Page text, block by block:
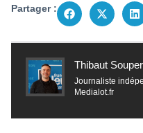
Partager :
Thibaut
Journaliste
Medialot.fr